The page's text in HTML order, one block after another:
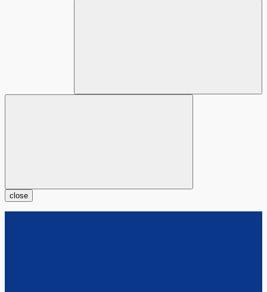
close